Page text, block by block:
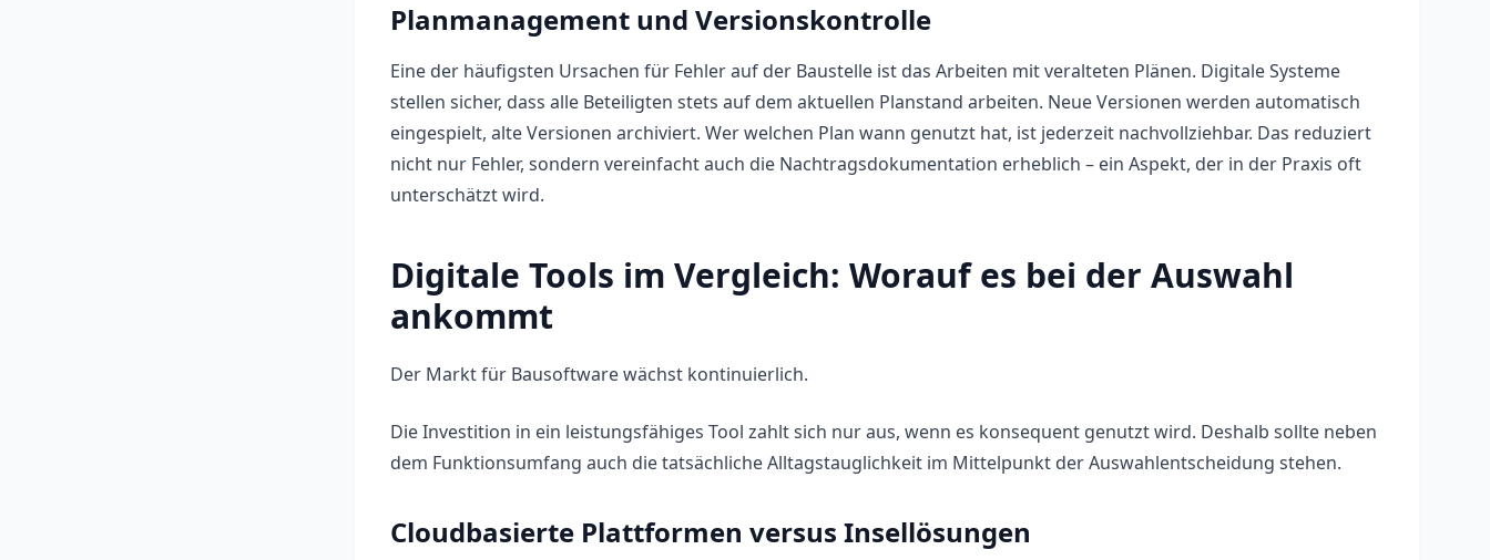
Planmanagement und Versionskontrolle
Eine der häufigsten Ursachen für Fehler auf der Baustelle ist das Arbeiten mit veralteten Plänen. Digitale Systeme
stellen sicher, dass alle Beteiligten stets auf dem aktuellen Planstand arbeiten. Neue Versionen werden automatisch
eingespielt, alte Versionen archiviert. Wer welchen Plan wann genutzt hat, ist jederzeit nachvollziehbar. Das reduziert
nicht nur Fehler, sondern vereinfacht auch die Nachtragsdokumentation erheblich – ein Aspekt, der in der Praxis oft
unterschätzt wird.
Digitale Tools im Vergleich: Worauf es bei der Auswahl
ankommt
Der Markt für Bausoftware wächst kontinuierlich.
Die Investition in ein leistungsfähiges Tool zahlt sich nur aus, wenn es konsequent genutzt wird. Deshalb sollte neben
dem Funktionsumfang auch die tatsächliche Alltagstauglichkeit im Mittelpunkt der Auswahlentscheidung stehen.
Cloudbasierte Plattformen versus Insellösungen